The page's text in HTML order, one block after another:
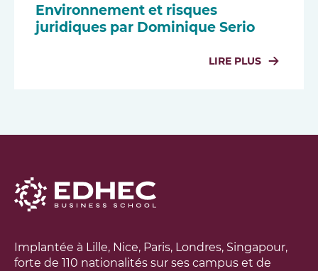
Environnement et risques
juridiques par Dominique Serio
LIRE PLUS
Implantée à Lille, Nice, Paris, Londres, Singapour,
forte de 110 nationalités sur ses campus et de